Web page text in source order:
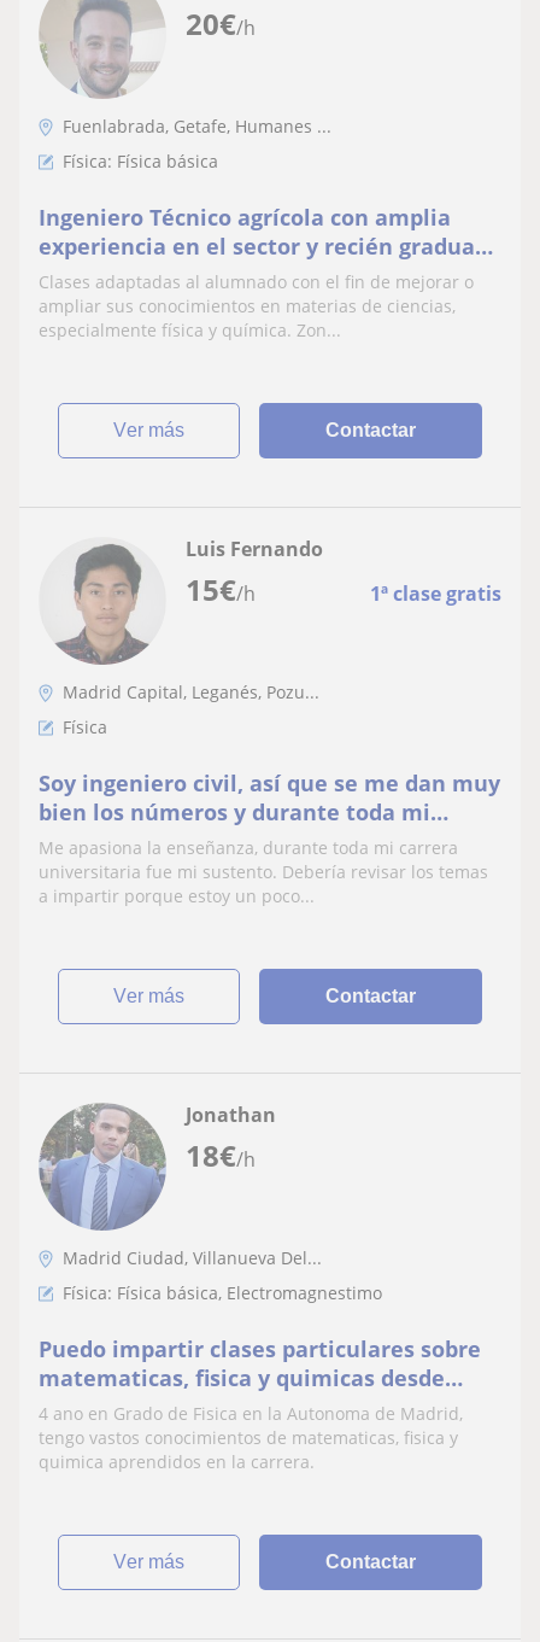
20€/h
Fuenlabrada, Getafe, Humanes ...
Física: Física básica
Ingeniero Técnico agrícola con amplia
experiencia en el sector y recién graduado
en el máster de formación de profesorado
para secundaria, bachillerato y FP.
Clases adaptadas al alumnado con el fin de mejorar o
ampliar sus conocimientos en materias de ciencias,
especialmente física y química. Zon...
ver más Contactar
15€/h 1ª clase gratis
Luis Fernando
Madrid Capital, Leganés, Pozu...
Física
Soy ingeniero civil, así que se me dan muy
bien los números y durante toda mi
carrera fui ayudante de cátedra
Me apasiona la enseñanza, durante toda mi carrera
universitaria fue mi sustento. Debería revisar los temas
a impartir porque estoy un poco...
ver más Contactar
18€/h
Jonathan
Madrid Ciudad, Villanueva Del...
Física: Física básica, Electromagnestimo
Puedo impartir clases particulares sobre
matematicas, fisica y quimicas desde
ninos de primaria hasta adolescentes de
bachillerato
4 ano en Grado de Fisica en la Autonoma de Madrid,
tengo vastos conocimientos de matematicas, fisica y
quimica aprendidos en la carrera.
ver más Contactar